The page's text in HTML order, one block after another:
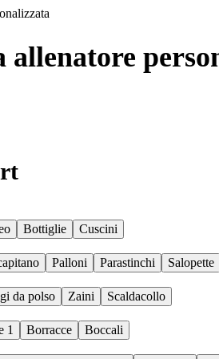
allenatore
Bottiglie
Cuscini
Palloni Parastinchi
Salopette
da polso Zaini
Scaldacollo
1 Borracce
Boccali